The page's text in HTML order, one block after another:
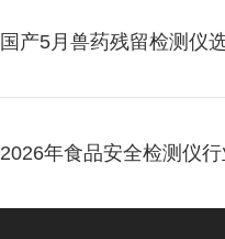
国产5月兽药残留检测仪
2026年食品安全检测仪